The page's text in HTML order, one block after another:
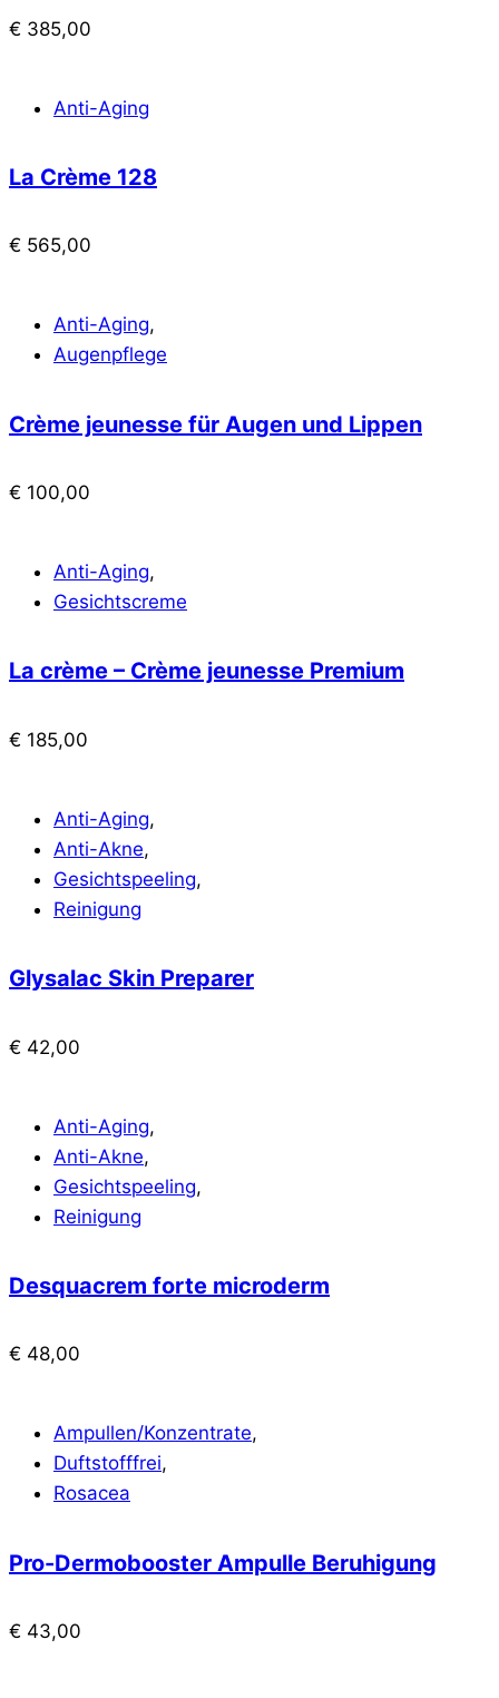
€ 385,00
Anti-Aging
La Crème 128
€ 565,00
Anti-Aging,
Augenpflege
Crème jeunesse für Augen und Lippen
€ 100,00
Anti-Aging,
Gesichtscreme
La crème – Crème jeunesse Premium
€ 185,00
Anti-Aging,
Anti-Akne,
Gesichtspeeling,
Reinigung
Glysalac Skin Preparer
€ 42,00
Anti-Aging,
Anti-Akne,
Gesichtspeeling,
Reinigung
Desquacrem forte microderm
€ 48,00
Ampullen/Konzentrate,
Duftstofffrei,
Rosacea
Pro-Dermobooster Ampulle Beruhigung
€ 43,00